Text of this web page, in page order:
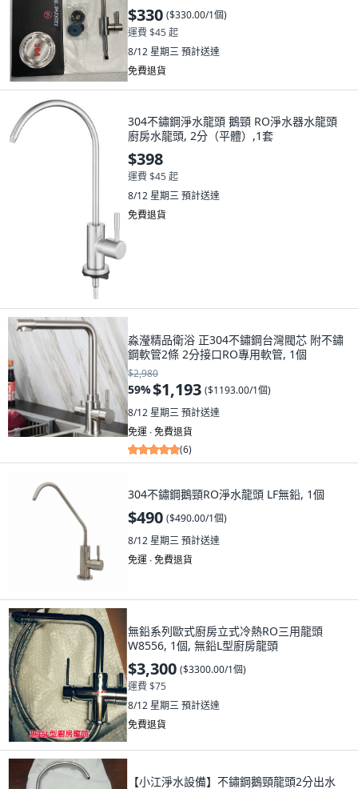
$330 ($330.00/1個)
運費 $45 起
8/12 星期三預計送達
免費退貨
304不鏽鋼淨水龍頭 鵝頸 RO淨水器水龍頭
廚房水龍頭, 2分（平體）,1套
$398
運費 $45 起
8/12 星期三預計送達
免費退貨
淼瀅精品衛浴 正304不鏽鋼台灣閥芯 附不鏽
鋼軟管2條 2分接口RO專用軟管, 1個
$2,980
59%$1,193 ($1193.00/1個)
8/12 星期三預計送達
免運 ∙ 免費退貨
(6)
304不鏽鋼鵝頸RO淨水龍頭 LF無鉛, 1個
$490 ($490.00/1個)
8/12 星期三預計送達
免運 ∙ 免費退貨
無鉛系列歐式廚房立式冷熱RO三用龍頭
W8556, 1個, 無鉛L型廚房龍頭
$3,300 ($3300.00/1個)
運費 $75
8/12 星期三預計送達
免費退貨
【小江淨水設備】不鏽鋼鵝頸龍頭2分出水